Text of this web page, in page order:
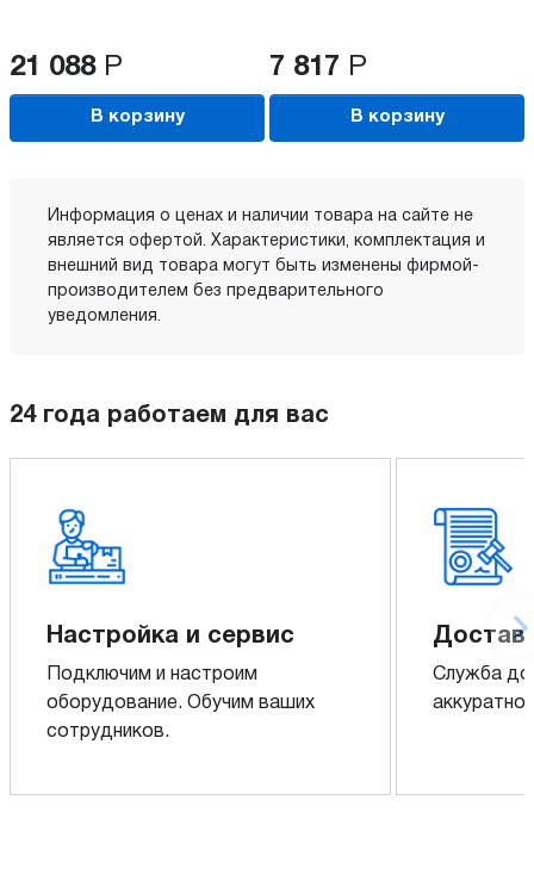
21 088 Р
В корзину
7 817 Р
В корзину
Информация о ценах и наличии товара на сайте не
является офертой. Характеристики, комплектация и
внешний вид товара могут быть изменены фирмой-
производителем без предварительного
уведомления.
24 года работаем для вас
Настройка и сервис
Подключим и настроим
оборудование. Обучим ваших
сотрудников.
Служба
аккуратно